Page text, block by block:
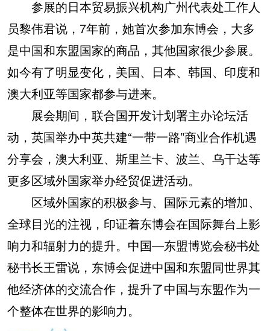
参展的日本贸易振兴机构广州代表处工作人
员黎伟君说，7年前，她首次参加东博会，大多
是中国和东盟国家的商品，其他国家很少参展。
如今有了明显变化，美国、日本、韩国、印度和
澳大利亚等国家都参与进来。
展会期间，联合国开发计划署主办论坛活
动，英国举办中英共建“一带一路”商业合作机遇
分享会，澳大利亚、斯里兰卡、波兰、乌干达等
更多区域外国家举办经贸促进活动。
区域外国家的积极参与、国际元素的增加、
全球目光的注视，印证着东博会在国际舞台上影
响力和辐射力的提升。中国—东盟博览会秘书处
秘书长王雷说，东博会促进中国和东盟同世界其
他经济体的交流合作，提升了中国与东盟作为一
个整体在世界的影响力。